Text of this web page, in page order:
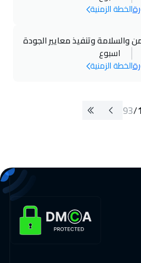
الخطة الزمنية
والسلامة وتنفيذ معايير الجودة
اسبوع
الخطة الزمنية
/
93